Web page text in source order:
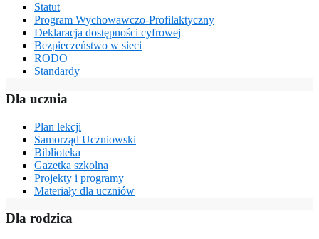
Statut
Program Wychowawczo-Profilaktyczny
Deklaracja dostępności cyfrowej
Bezpieczeństwo w sieci
RODO
Standardy
Dla ucznia
Plan lekcji
Samorząd Uczniowski
Biblioteka
Gazetka szkolna
Projekty i programy
Materiały dla uczniów
Dla rodzica